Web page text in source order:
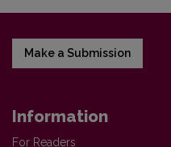
Make a Submission
Information
For Readers